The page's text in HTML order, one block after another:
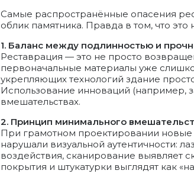
Самые распространённые опасения
облик памятника. Правда в том, что это
1. Баланс между подлинностью и
Реставрация — это не просто
первоначальные материалы уже
укрепляющих технологий здание
Использование инноваций (например,
вмешательствах.
2. Принцип минимального
При грамотном проектировании новые
нарушали визуальной аутентичности:
воздействия, сканирование выявляет
покрытия и штукатурки выглядят как